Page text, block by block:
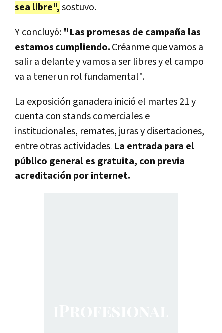
sea libre",sostuvo.
Y concluyó: "Las promesas de campaña las
estamos cumpliendo. Créanme que vamos a
salir a delante y vamos a ser libres y el campo
va a tener un rol fundamental".
La exposición ganadera inició el martes 21 y
cuenta con stands comerciales e
institucionales, remates, juras y disertaciones,
entre otras actividades. La entrada para el
público general es gratuita, con previa
acreditación por internet.